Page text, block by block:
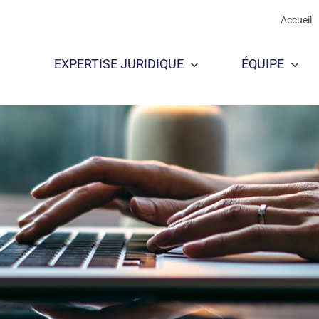
Accueil
EXPERTISE JURIDIQUE ÉQUIPE
Accueil
EXPERTISE JURIDIQUE ÉQUIPE
D’AFFAIRES